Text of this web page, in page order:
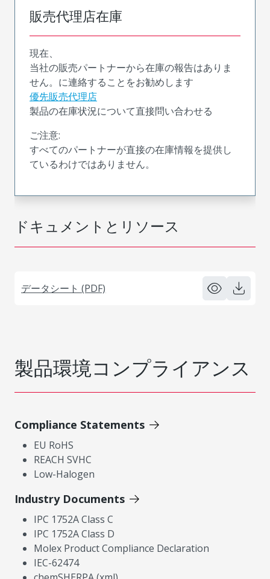
ドキュメントとリソース
データシート (PDF)
販売代理店在庫
現在、
当社の販売パートナーから在庫の報告はありま
せん。に連絡することをお勧めします
優先販売代理店
製品の在庫状況について直接問い合わせる
ご注意:
すべてのパートナーが直接の在庫情報を提供し
ているわけではありません。
製品環境コンプライアンス
Compliance Statements
EU RoHS
REACH SVHC
Low-Halogen
Industry Documents
IPC 1752A Class C
IPC 1752A Class D
Molex Product Compliance Declaration
IEC-62474